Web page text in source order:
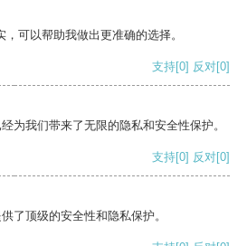
可以帮助我做出更准确的选择。
支持[0] 反对[0]
为我们带来了无限的隐私和安全性保护。
支持[0] 反对[0]
了顶级的安全性和隐私保护。